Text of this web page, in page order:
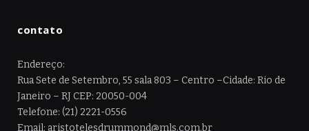
contato
Endereço:
Rua Sete de Setembro, 55 sala 803 – Centro –Cidade: Rio de
Janeiro – RJ CEP: 20050-004
Telefone: (21) 2221-0556
Email: aristotelesdrummond@mls.com.br